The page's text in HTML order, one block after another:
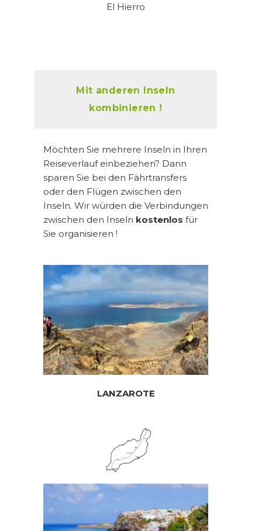
El Hierro
Mit anderen Inseln
kombinieren !
Möchten Sie mehrere Inseln in Ihren
Reiseverlauf einbeziehen? Dann
sparen Sie bei den Fährtransfers
oder den Flügen zwischen den
Inseln. Wir würden die Verbindungen
zwischen den Inseln kostenlos für
Sie organisieren !
LANZAROTE